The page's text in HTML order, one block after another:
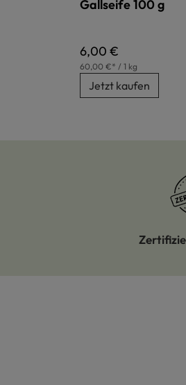
Gallseife 100 g
Regulärer Preis:
6,00 €
60,00 €* / 1 kg
Jetzt kaufen